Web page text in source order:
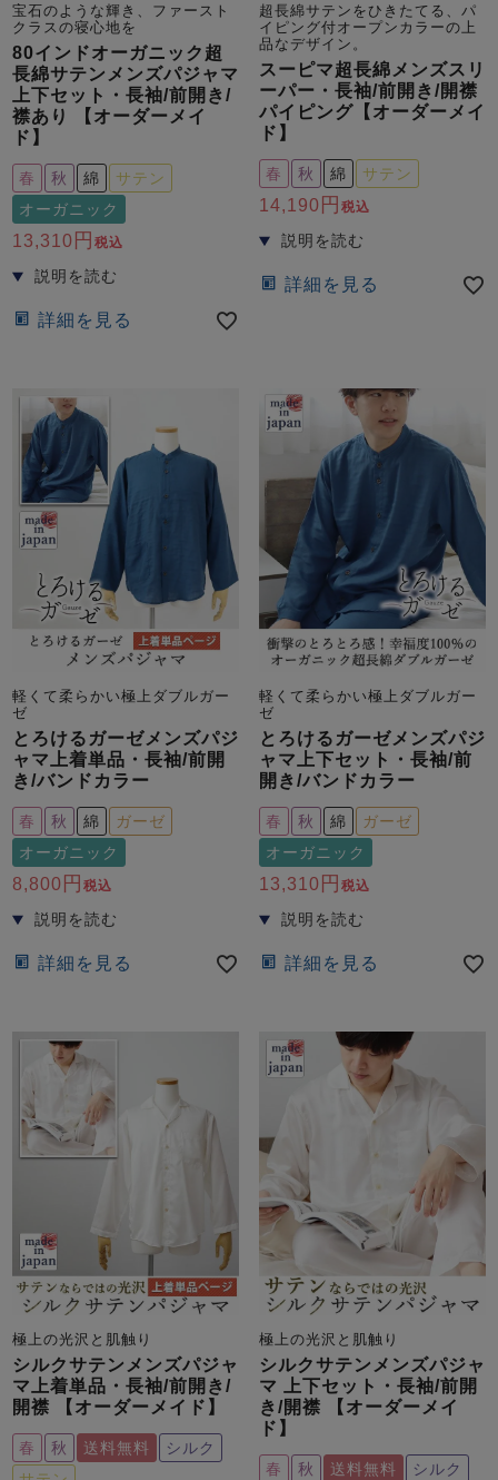
宝石のような輝き、ファースト
クラスの寝心地を
80インドオーガニック超
長綿サテンメンズパジャマ
上下セット・長袖/前開き/
襟あり 【オーダーメイ
ド】
春 秋 綿
サテン
オーガニック
13,310 税込
詳細を見る
超長綿サテンをひきたてる、パ
イピング付オープンカラーの上
品なデザイン。
スーピマ超長綿メンズスリ
ーパー・長袖/前開き/開襟
パイピング【オーダーメイ
ド】
春 秋 綿 サテン
14,190 税込
詳細を見る
軽くて柔らかい極上ダブルガー
ゼ
とろけるガーゼメンズパジ
ャマ上着単品・長袖/前開
き/バンドカラー
春 秋 綿
ガーゼ
オーガニック
8,800 税込
詳細を見る
軽くて柔らかい極上ダブルガー
ゼ
とろけるガーゼメンズパジ
ャマ上下セット・長袖/前
開き/バンドカラー
春 秋 綿
ガーゼ
オーガニック
13,310 税込
詳細を見る
極上の光沢と肌触り
シルクサテンメンズパジャ
マ上着単品・長袖/前開き/
開襟 【オーダーメイド】
春 秋 送料無料
シルク
極上の光沢と肌触り
シルクサテンメンズパジャ
マ 上下セット・長袖/前開
き/開襟 【オーダーメイ
ド】
春 秋 送料無料 シルク